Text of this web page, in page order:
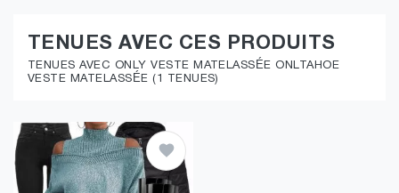
TENUES AVEC CES PRODUITS
TENUES AVEC ONLY VESTE MATELASSÉE ONLTAHOE
VESTE MATELASSÉE (1 TENUES)